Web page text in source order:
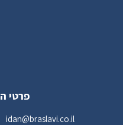
פרטי
idan@braslavi.co.il